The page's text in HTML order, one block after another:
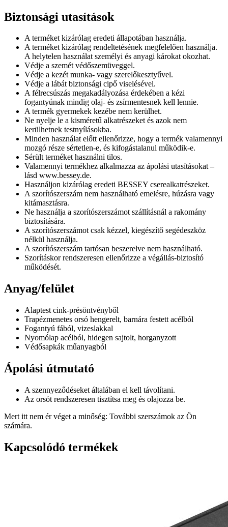
Biztonsági utasítások
A terméket kizárólag eredeti állapotában használja.
A terméket kizárólag rendeltetésének megfelelően használja.
A helytelen használat személyi és anyagi károkat okozhat.
Védje a szemét védőszemüveggel.
Védje a kezét munka- vagy szerelőkesztyűvel.
Védje a lábát biztonsági cipő viselésével.
A félrecsúszás megakadályozása érdekében a kézi
fogantyúnak mindig olaj- és zsírmentesnek kell lennie.
A termék gyermekek kezébe nem kerülhet.
Ne nyelje le a kisméretű alkatrészeket és azok nem
kerülhetnek testnyílásokba.
Minden használat előtt ellenőrizze, hogy a termék valamennyi
mozgó része sértetlen-e, és kifogástalanul működik-e.
Sérült terméket használni tilos.
Valamennyi termékhez alkalmazza az ápolási utasításokat –
lásd www.bessey.de.
Használjon kizárólag eredeti BESSEY cserealkatrészeket.
A szorítószerszám nem használható emelésre, húzásra vagy
kitámasztásra.
Ne használja a szorítószerszámot szállításnál a rakomány
biztosítására.
A szorítószerszámot csak kézzel, kiegészítő segédeszköz
nélkül használja.
A szorítószerszám tartósan beszerelve nem használható.
Szorításkor rendszeresen ellenőrizze a végállás-biztosító
működését.
Anyag/felület
Alaptest cink-présöntvényből
Trapézmenetes orsó hengerelt, barnára festett acélból
Fogantyú fából, vizeslakkal
Nyomólap acélból, hidegen sajtolt, horganyzott
Védősapkák műanyagból
Ápolási útmutató
A szennyeződéseket általában el kell távolítani.
Az orsót rendszeresen tisztítsa meg és olajozza be.
Mert itt nem ér véget a minőség: További szerszámok az Ön
számára.
Kapcsolódó termékek